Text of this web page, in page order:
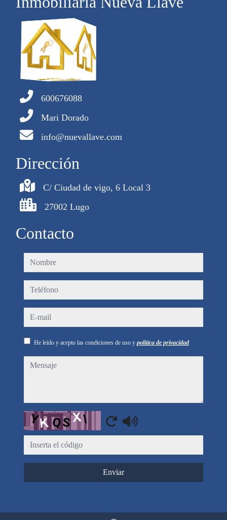
600676088
Mari Dorado
info@nuevallave.com
Dirección
C/ Ciudad de vigo, 6 Local 3
27002 Lugo
Contacto
nombre
teléfono
e-mail
He leído y acepto las condiciones de uso y política de privacidad
mensaje
Captcha
Enviar